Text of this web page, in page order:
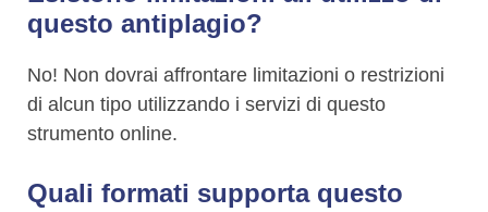
questo antiplagio?
No! Non dovrai affrontare limitazioni o restrizioni
di alcun tipo utilizzando i servizi di questo
strumento online.
Quali formati supporta questo